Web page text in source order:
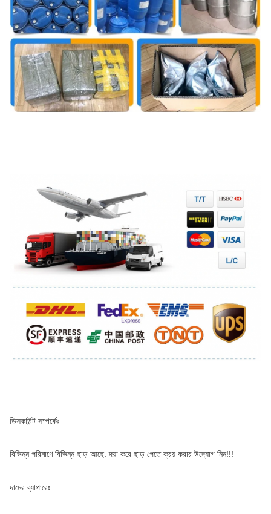
ডিসকাউন্ট সম্পর্কেঃ
বিভিন্ন পরিমাণে বিভিন্ন ছাড় আছে. দয়া করে ছাড় পেতে ক্রয় করার উদ্যোগ নিন!!!
দামের ব্যাপারেঃ